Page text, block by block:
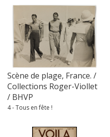
Scène de plage, France. /
Collections Roger-Viollet
/ BHVP
4 - Tous en fête !